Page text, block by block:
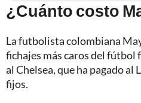
¿Cuánto costo
La futbolista colombiana
fichajes más caros del fútbol
al Chelsea, que ha pagado al
fijos.